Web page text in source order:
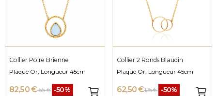
Collier Poire Brienne
Plaqué Or, Longueur 45cm
82,50 €165 € -50%
Collier 2 Ronds Blaudin
Plaqué Or, Longueur 45cm
62,50 €125 € -50%